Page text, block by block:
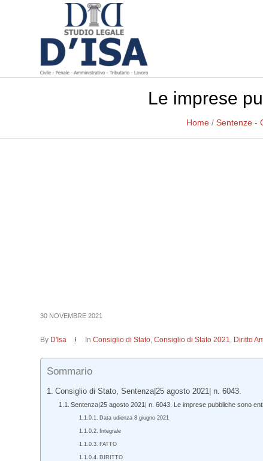
Le imprese
Home / Sentenze -
30 NOVEMBRE 2021
By D'Isa InConsiglio di Stato,Consiglio di Stato 2021, Diritto
Sommario
Consiglio di Stato, Sentenza|25 agosto 2021| n. 6043.
Sentenza|25 agosto 2021| n. 6043. Le imprese pubbliche sono
Data udienza 8 giugno 2021
Integrale
FATTO
DIRITTO